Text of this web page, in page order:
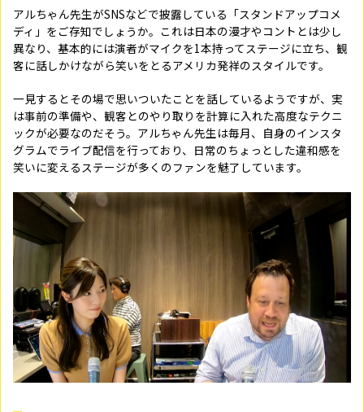
アルちゃん先生がSNSなどで披露している「スタンドアップコメ
ディ」をご存知でしょうか。これは日本の漫才やコントとは少し
異なり、基本的には演者がマイクを1本持ってステージに立ち、観
客に話しかけながら笑いをとるアメリカ発祥のスタイルです。
一見するとその場で思いついたことを話しているようですが、実
は事前の準備や、観客とのやり取りを計算に入れた高度なテクニ
ックが必要なのだそう。アルちゃん先生は毎月、自身のインスタ
グラムでライブ配信を行っており、日常のちょっとした違和感を
笑いに変えるステージが多くのファンを魅了しています。